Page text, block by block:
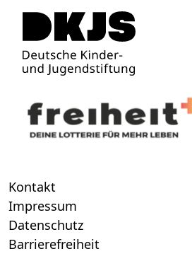
Kontakt
Impressum
Datenschutz
Barrierefreiheit